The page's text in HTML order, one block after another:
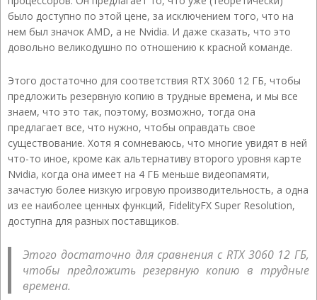
было доступно по этой цене, за исключением того, что на
нем был значок AMD, а не Nvidia. И даже сказать, что это
довольно великодушно по отношению к красной команде.
Этого достаточно для соответствия RTX 3060 12 ГБ, чтобы
предложить резервную копию в трудные времена, и мы все
знаем, что это так, поэтому, возможно, тогда она
предлагает все, что нужно, чтобы оправдать свое
существование. Хотя я сомневаюсь, что многие увидят в ней
что-то иное, кроме как альтернативу второго уровня карте
Nvidia, когда она имеет на 4 ГБ меньше видеопамяти,
зачастую более низкую игровую производительность, а одна
из ее наиболее ценных функций, FidelityFX Super Resolution,
доступна для разных поставщиков.
Этого достаточно для сравнения с RTX 3060 12 ГБ,
чтобы предложить резервную копию в трудные
времена.